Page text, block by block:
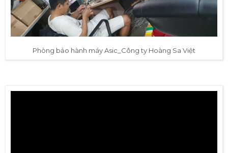
Phòng bảo hành máy Asic_Công ty Hoàng Sa Việt